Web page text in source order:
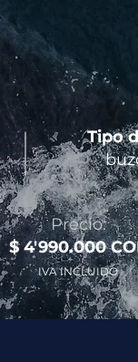
Tipo
Precio:
$ 4'990.000
IVA INCLUIDO